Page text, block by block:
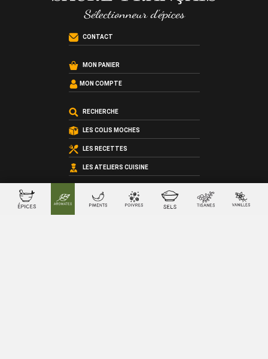
CONTACT
MON PANIER
MON COMPTE
RECHERCHE
LES COLIS MOCHES
LES RECETTES
LES ATELIERS CUISINE
LES CARTES CADEAU